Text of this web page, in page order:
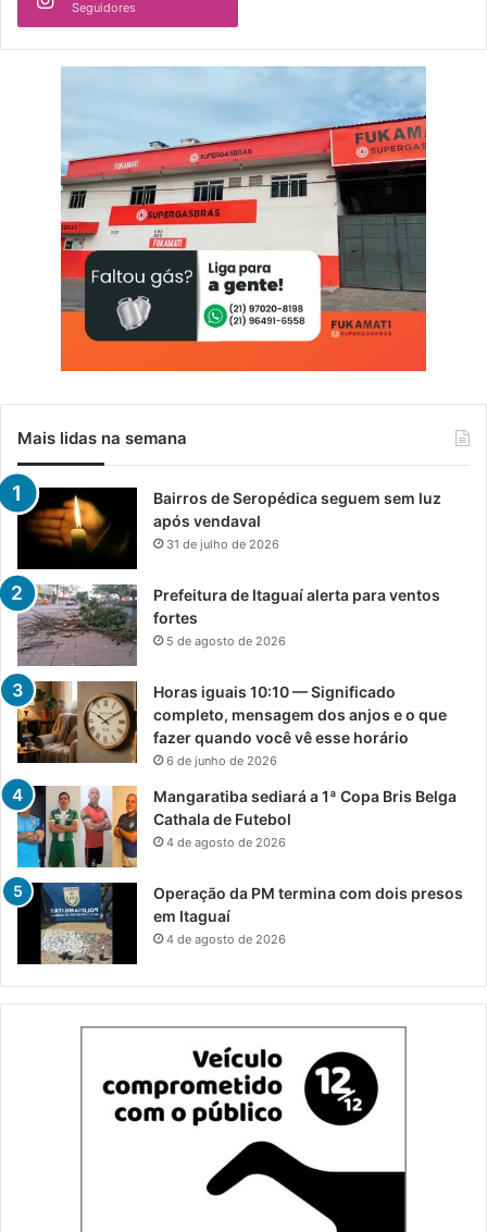
Seguidores
Mais lidas na semana
Bairros de Seropédica seguem sem luz
após vendaval
31 de julho de 2026
Prefeitura de Itaguaí alerta para ventos
fortes
5 de agosto de 2026
Horas iguais 10:10 — Significado
completo, mensagem dos anjos e o que
fazer quando você vê esse horário
6 de junho de 2026
Mangaratiba sediará a 1ª Copa Bris Belga
Cathala de Futebol
4 de agosto de 2026
Operação da PM termina com dois presos
em Itaguaí
4 de agosto de 2026